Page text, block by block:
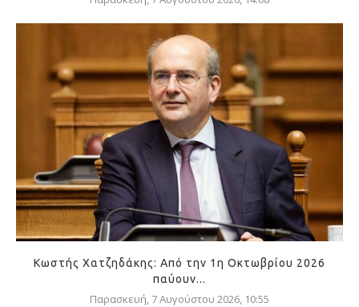
Κωστής Χατζηδάκης: Από την 1η Οκτωβρίου 2026
παύουν...
Παρασκευή, 7 Αυγούστου 2026, 10:55